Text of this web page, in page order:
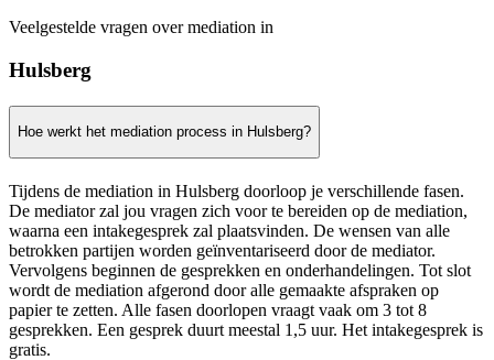
Veelgestelde vragen over mediation in
Hulsberg
Hoe werkt het mediation process in Hulsberg?
Tijdens de mediation in Hulsberg doorloop je verschillende fasen.
De mediator zal jou vragen zich voor te bereiden op de mediation,
waarna een intakegesprek zal plaatsvinden. De wensen van alle
betrokken partijen worden geïnventariseerd door de mediator.
Vervolgens beginnen de gesprekken en onderhandelingen. Tot slot
wordt de mediation afgerond door alle gemaakte afspraken op
papier te zetten. Alle fasen doorlopen vraagt vaak om 3 tot 8
gesprekken. Een gesprek duurt meestal 1,5 uur. Het intakegesprek is
gratis.